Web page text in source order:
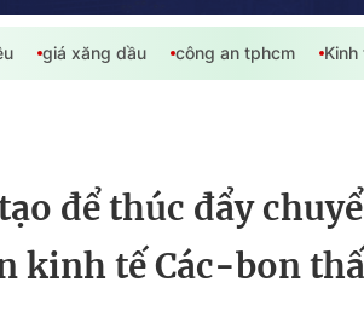
Văn hóa - Giải trí
Giáo dục
giá xăng dầu công an tphcm Kinh
để thúc đẩy
kinh tế Các-bon